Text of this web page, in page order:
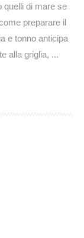
quelli di mare se
preparare il
e tonno anticipa
alla griglia, ...